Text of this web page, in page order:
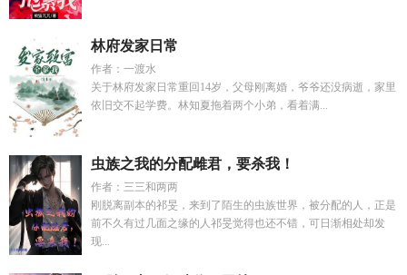
林府发家日常
作者：一渡水
关于林府发家日常重回14岁，父母刚离婚，爷爷还没病逝，家里
依旧交不起学费。林知夏拖着两个小弟，看着满...
虫族之我的分配雌君，要杀我！
作者：三三和两两
刚脱离副本的祁旻，来到了陌生的虫族世界，被分配的人，正是
前不久有过几面之缘的人祁旻觉得也还不错，可日渐相处却发
现...